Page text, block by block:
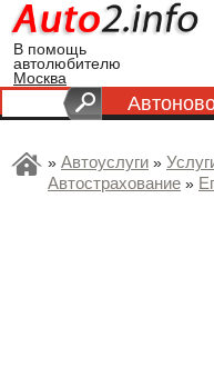
В помощь
автолюбителю
Москва
» Автоуслуги »
Автострахование »